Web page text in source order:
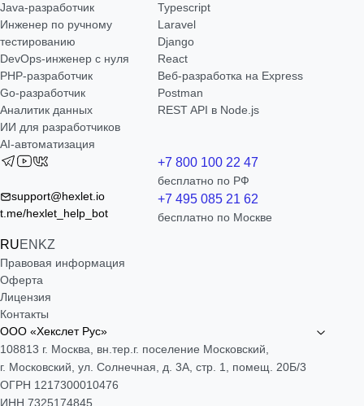
Java-разработчик
Инженер по ручному
тестированию
DevOps-инженер с нуля
РНР-разработчик
Go-разработчик
Аналитик данных
ИИ для разработчиков
AI-автоматизация
Typescript
Laravel
Django
React
Веб-разработка на Express
Postman
REST API в Node.js
support@hexlet.io
t.me/hexlet_help_bot
RUEN KZ
+7 800 100 22 47
бесплатно по РФ
+7 495 085 21 62
бесплатно по Москве
Правовая информация
Оферта
Лицензия
Контакты
ООО «Хекслет Рус»
108813 г. Москва, вн.тер.г. поселение Московский,
г. Московский, ул. Солнечная, д. 3А, стр. 1, помещ. 20Б/3
ОГРН 1217300010476
ИНН 7325174845